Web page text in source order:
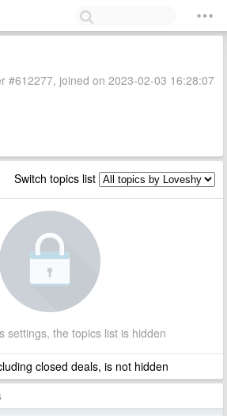
#612277, joined on 2023-02-03 16:28:07
Switch topics list
settings, the topics list is hidden
closed deals, is not hidden